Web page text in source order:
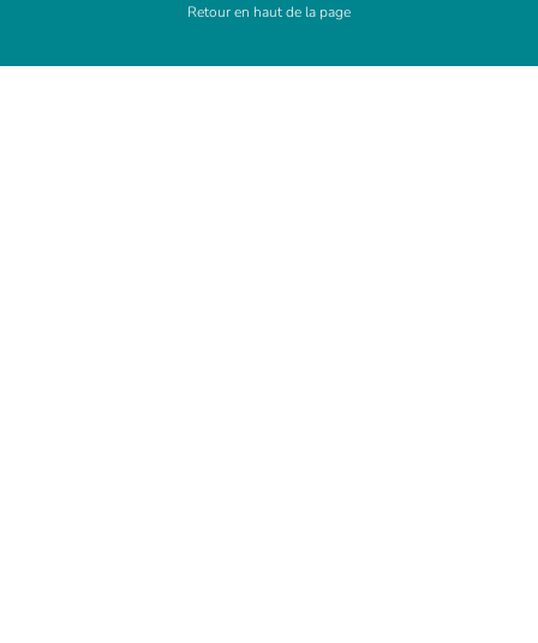
Retour en haut de la page